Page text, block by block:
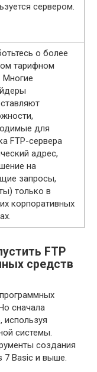
сервером.
о более
тарифном
Многие
для
FTP-сервера
адрес,
на
запросы,
только в
корпоративных
FTP
средств
сначала
используя
системы.
создания
7 Basic и выше.